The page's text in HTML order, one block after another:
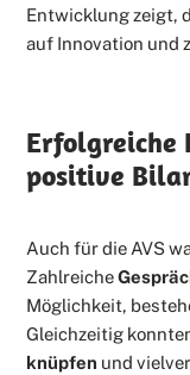
Entwicklung zeigt,
auf Innovation und
Erfolgreiche
positive
Auch für die AVS
Zahlreiche
Möglichkeit,
Gleichzeitig
knüpfen und